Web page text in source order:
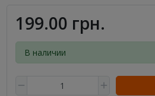
199.00 грн.
В наличии